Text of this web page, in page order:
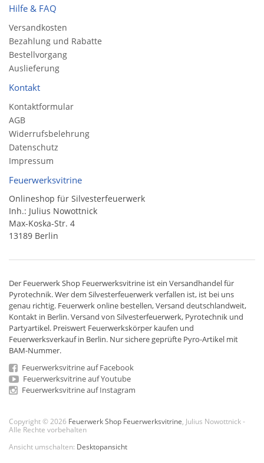
Hilfe & FAQ
Versandkosten
Bezahlung und Rabatte
Bestellvorgang
Auslieferung
Kontakt
Kontaktformular
AGB
Widerrufsbelehrung
Datenschutz
Impressum
Feuerwerksvitrine
Onlineshop für Silvesterfeuerwerk
Inh.: Julius Nowottnick
Max-Koska-Str. 4
13189 Berlin
Der Feuerwerk Shop Feuerwerksvitrine ist ein Versandhandelfür
Pyrotechnik. Wer dem Silvesterfeuerwerk verfallen ist, ist bei uns
genau richtig. Feuerwerk online bestellen,Versand deutschlandweit,
Kontakt in Berlin. Versand von Silvesterfeuerwerk, Pyrotechnik und
Partyartikel. Preiswert Feuerwerkskörper kaufen und
Feuerwerksverkauf in Berlin. Nur sichere geprüfte Pyro-Artikel mit
BAM-Nummer.
Feuerwerksvitrine auf Facebook
Feuerwerksvitrine auf Youtube
Feuerwerksvitrine auf Instagram
Copyright © 2026 Feuerwerk Shop Feuerwerksvitrine , Julius Nowottnick -
Alle Rechte vorbehalten
Ansicht umschalten: Desktopansicht